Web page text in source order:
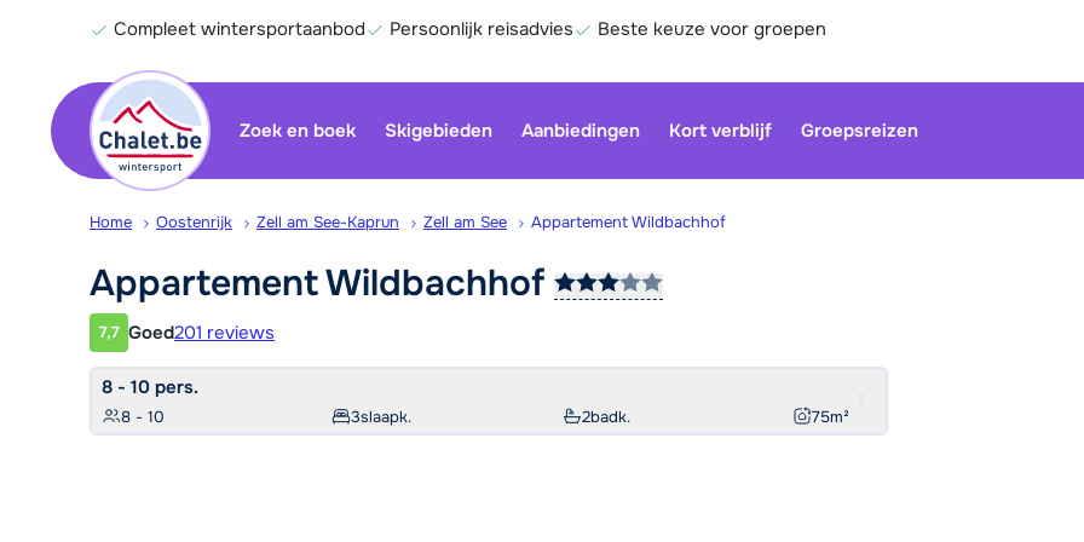
Compleet wintersportaanbod Persoonlijk reisadvies Beste keuze voor groepen
Zoek en boek Skigebieden Aanbiedingen Kort verblijf Groepsreizen
Home Oostenrijk Zell am See-Kaprun Zell am See Appartement Wildbachhof
AppartementWildbachhof
Klantwaardering
7,7 Goed201 reviews
8 - 10 pers.
8 - 10 3slaapk. 2badk. 75m²